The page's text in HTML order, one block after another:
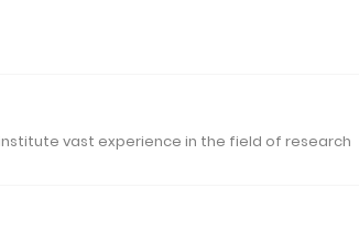
vast experience in the field of research